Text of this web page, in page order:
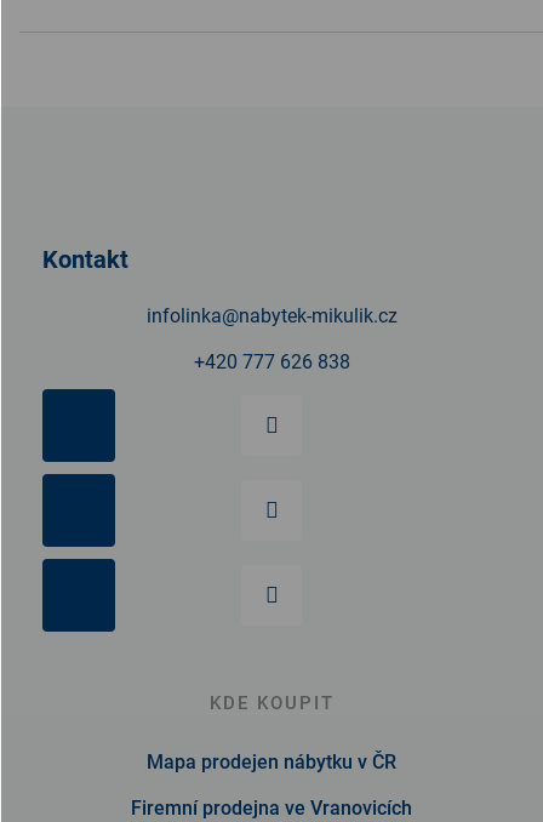
Kontakt
infolinka@nabytek-mikulik.cz
+420 777 626 838
KDE KOUPIT
Mapa prodejen nábytku v ČR
Firemní prodejna ve Vranovicích